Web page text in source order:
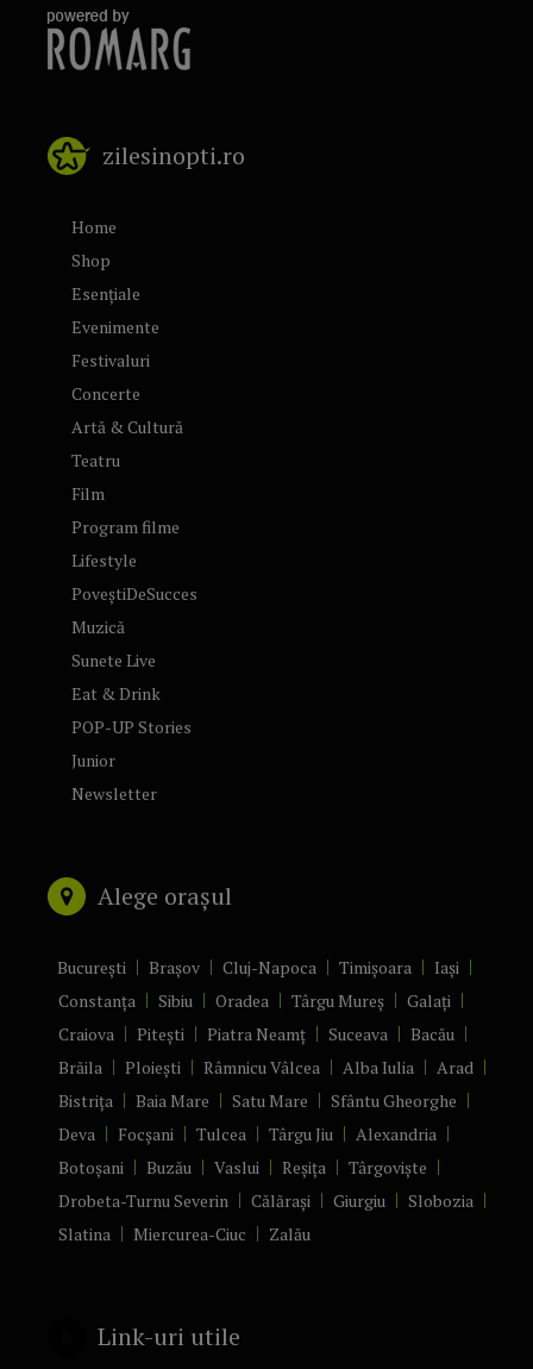
zilesinopti.ro
Home
Shop
Esențiale
Evenimente
Festivaluri
Concerte
Artă & Cultură
Teatru
Film
Program filme
Lifestyle
PoveștiDeSucces
Muzică
Sunete Live
Eat & Drink
POP-UP Stories
Junior
Newsletter
Alege orașul
București Brașov Cluj-Napoca Timișoara
Iași
Constanța
Sibiu Oradea Târgu Mureș
Galați
Craiova
Pitești Piatra Neamț Suceava
Bacău
Brăila
Ploiești Râmnicu Vâlcea Alba Iulia
Arad
Bistrița
Baia Mare Satu Mare
Sfântu Gheorghe
Deva
Focșani Tulcea Târgu Jiu
Alexandria
Botoșani
Buzău Vaslui Reșița
Târgoviște
Drobeta-Turnu Severin
Călărași Giurgiu
Slobozia
Slatina
Miercurea-Ciuc Zalău
Link-uri utile